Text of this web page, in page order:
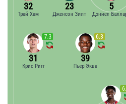
5
Дэниел
23
Дженсон Зилт
32
Трай Хам
6.3
39
Пьер Эква
7.3
31
Крис Ригг